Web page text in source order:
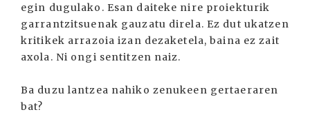
egin dugulako. Esan daiteke nire proiekturik
garrantzitsuenak gauzatu direla. Ez dut ukatzen
kritikek arrazoia izan dezaketela, baina ez zait
axola. Ni ongi sentitzen naiz.
Ba duzu lantzea nahiko zenukeen gertaeraren
bat?